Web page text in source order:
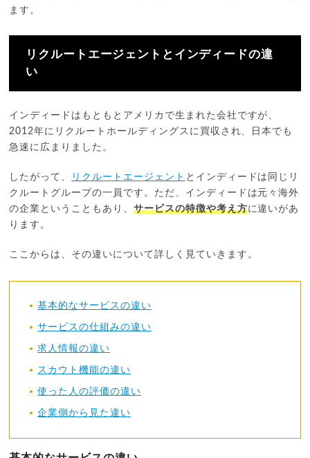
ます。
リクルートエージェントとインディードの違
い
インディードはもともとアメリカで生まれた会社ですが、
2012年にリクルートホールディングスに買収され、日本でも
急速に広まりました。
したがって、 リクルートエージェント とインディードは同じリ
クルートグループの一員です。ただ、インディードは元々海外
の企業ということもあり、 サービスの特徴や考え方に違いがあ
ります。
ここからは、その違いについて詳しく見ていきます。
基本的なサービスの違い
サービスの仕組みの違い
求人情報の違い
スカウト機能の違い
使った人の評価の違い
企業側から見た違い